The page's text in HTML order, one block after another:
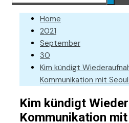
Home
2021
September
30
Kim kündigt
Kommunikation mit
Kim kündigt
Kommunikation